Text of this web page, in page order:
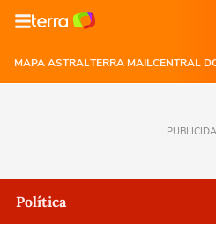
MAPA ASTRALTERRA MAILCENTRAL
Política